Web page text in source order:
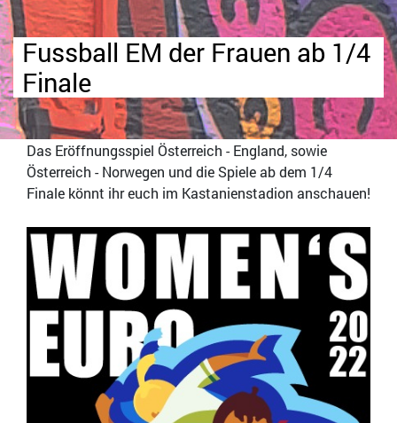
Fussball EM der Frauen ab 1/4
Finale
Das Eröffnungsspiel Österreich - England, sowie
Österreich - Norwegen und die Spiele ab dem 1/4
Finale könnt ihr euch im Kastanienstadion anschauen!
Bild